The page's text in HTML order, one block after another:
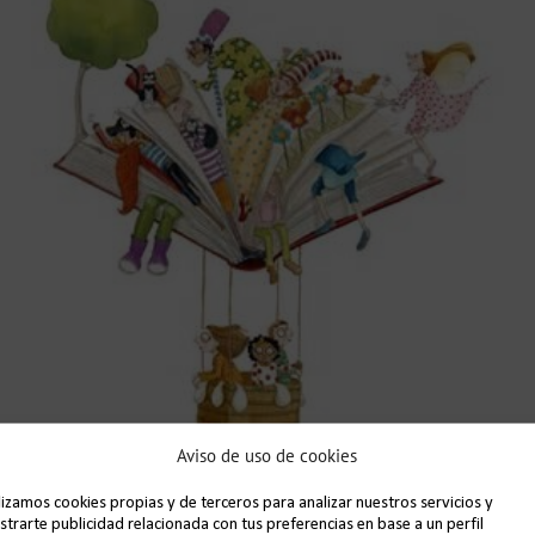
Aviso de uso de cookies
cookies propias y de terceros para analizar nuestros servicios y
publicidad relacionada con tus preferencias en base a un perfil
y gestionar las emociones es fundamental